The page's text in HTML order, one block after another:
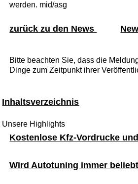
werden. mid/asg
zurück zu den News
Bitte beachten Sie, dass die
Dinge zum Zeitpunkt ihrer
Inhaltsverzeichnis
Unsere Highlights
Kostenlose Kfz-Vordrucke
Wird Autotuning immer